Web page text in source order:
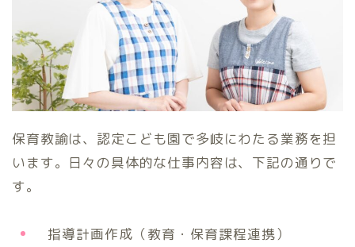
保育教諭は、認定こども園で多岐にわたる業務を担
います。日々の具体的な仕事内容は、下記の通りで
す。
指導計画作成（教育・保育課程連携）